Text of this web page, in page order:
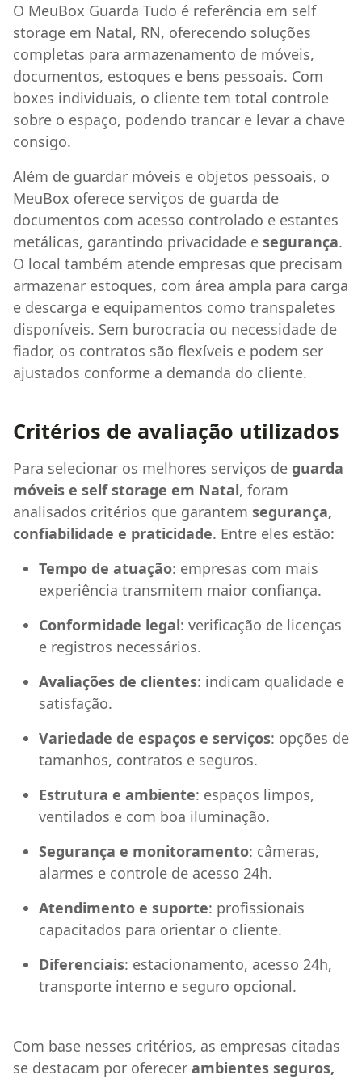
O MeuBox Guarda Tudo é referência em self
storage em Natal, RN, oferecendo soluções
completas para armazenamento de móveis,
documentos, estoques e bens pessoais. Com
boxes individuais, o cliente tem total controle
sobre o espaço, podendo trancar e levar a chave
consigo.
Além de guardar móveis e objetos pessoais, o
MeuBox oferece serviços de guarda de
documentos com acesso controlado e estantes
metálicas, garantindo privacidade e segurança.
O local também atende empresas que precisam
armazenar estoques, com área ampla para carga
e descarga e equipamentos como transpaletes
disponíveis. Sem burocracia ou necessidade de
fiador, os contratos são flexíveis e podem ser
ajustados conforme a demanda do cliente.
Critérios de avaliação utilizados
Para selecionar os melhores serviços de guarda
móveis e self storage em Natal, foram
analisados critérios que garantem segurança,
confiabilidade e praticidade. Entre eles estão:
Tempo de atuação: empresas com mais
experiência transmitem maior confiança.
Conformidade legal: verificação de licenças
e registros necessários.
Avaliações de clientes: indicam qualidade e
satisfação.
Variedade de espaços e serviços: opções de
tamanhos, contratos e seguros.
Estrutura e ambiente: espaços limpos,
ventilados e com boa iluminação.
Segurança e monitoramento: câmeras,
alarmes e controle de acesso 24h.
Atendimento e suporte: profissionais
capacitados para orientar o cliente.
Diferenciais: estacionamento, acesso 24h,
transporte interno e seguro opcional.
Com base nesses critérios, as empresas citadas
se destacam por oferecer ambientes seguros,